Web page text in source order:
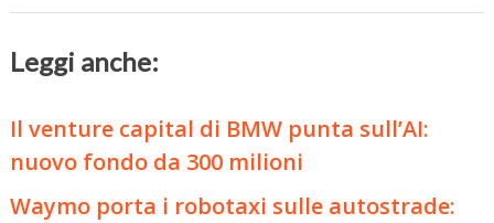
Leggi anche:
Il venture capital di BMW punta sull’AI:
nuovo fondo da 300 milioni
Waymo porta i robotaxi sulle autostrade: